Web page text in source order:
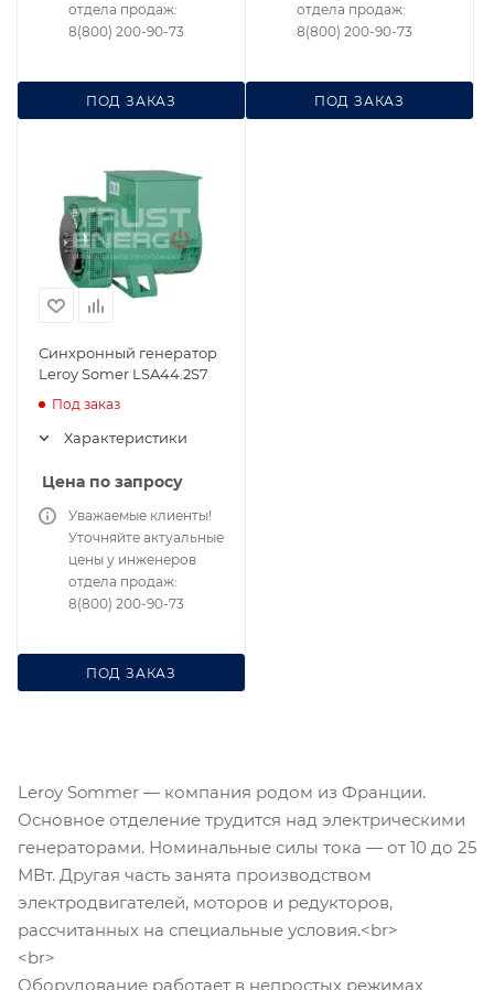
ПОД ЗАКАЗ
отдела продаж:
8(800) 200-90-73
ПОД ЗАКАЗ
отдела продаж:
8(800) 200-90-73
Синхронный генератор
Leroy Somer LSA44.2S7
Под заказ
Характеристики
Цена по запросу
ПОД ЗАКАЗ
Уважаемые клиенты!
Уточняйте актуальные
цены у инженеров
отдела продаж:
8(800) 200-90-73
Leroy Sommer — компания родом из Франции.
Основное отделение трудится над электрическими
генераторами. Номинальные силы тока — от 10 до 25
МВт. Другая часть занята производством
электродвигателей, моторов и редукторов,
рассчитанных на специальные условия.<br>
<br>
Оборудование работает в непростых режимах